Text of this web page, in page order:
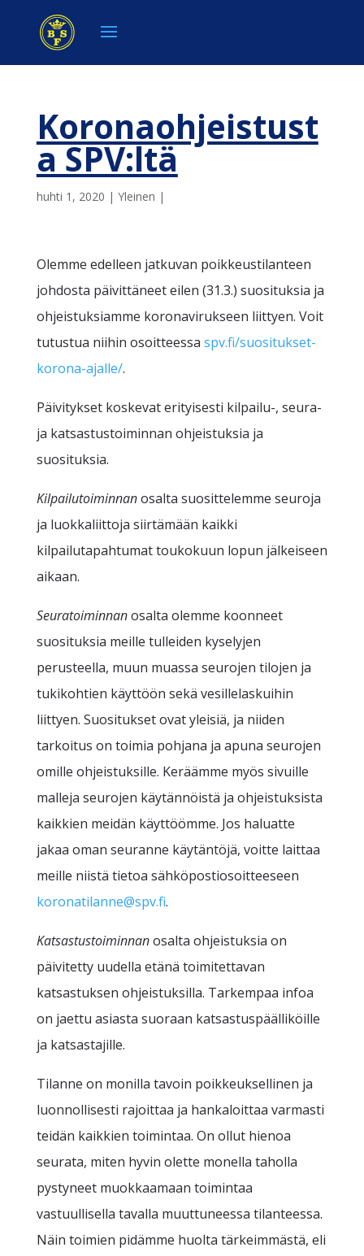
Koronaohjeistust
a SPV:ltä
huhti 1, 2020 | Yleinen |
Olemme edelleen jatkuvan poikkeustilanteen
johdosta päivittäneet eilen (31.3.) suosituksia ja
ohjeistuksiamme koronavirukseen liittyen. Voit
tutustua niihin osoitteessa spv.fi/suositukset-
korona-ajalle/.
Päivitykset koskevat erityisesti kilpailu-, seura-
ja katsastustoiminnan ohjeistuksia ja
suosituksia.
Kilpailutoiminnanosalta suosittelemme seuroja
ja luokkaliittoja siirtämään kaikki
kilpailutapahtumat toukokuun lopun jälkeiseen
aikaan.
Seuratoiminnanosalta olemme koonneet
suosituksia meille tulleiden kyselyjen
perusteella, muun muassa seurojen tilojen ja
tukikohtien käyttöön sekä vesillelaskuihin
liittyen. Suositukset ovat yleisiä, ja niiden
tarkoitus on toimia pohjana ja apuna seurojen
omille ohjeistuksille. Keräämme myös sivuille
malleja seurojen käytännöistä ja ohjeistuksista
kaikkien meidän käyttöömme. Jos haluatte
jakaa oman seuranne käytäntöjä, voitte laittaa
meille niistä tietoa sähköpostiosoitteeseen
koronatilanne@spv.fi.
Katsastustoiminnanosalta ohjeistuksia on
päivitetty uudella etänä toimitettavan
katsastuksen ohjeistuksilla. Tarkempaa infoa
on jaettu asiasta suoraan katsastuspäälliköille
ja katsastajille.
Tilanne on monilla tavoin poikkeuksellinen ja
luonnollisesti rajoittaa ja hankaloittaa varmasti
teidän kaikkien toimintaa. On ollut hienoa
seurata, miten hyvin olette monella taholla
pystyneet muokkaamaan toimintaa
vastuullisella tavalla muuttuneessa tilanteessa.
Näin toimien pidämme huolta tärkeimmästä, eli